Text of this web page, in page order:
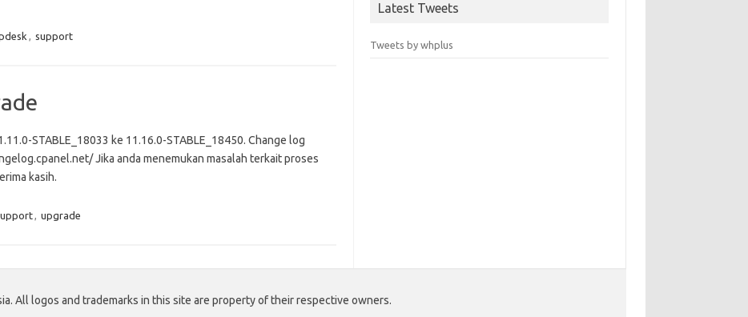
, support
STABLE_18033 ke 11.16.0-STABLE_18450. Change log
Jika anda menemukan masalah terkait proses
kasih.
, upgrade
Latest Tweets
Tweets by whplus
All logos and trademarks in this site are property of their respective owners.